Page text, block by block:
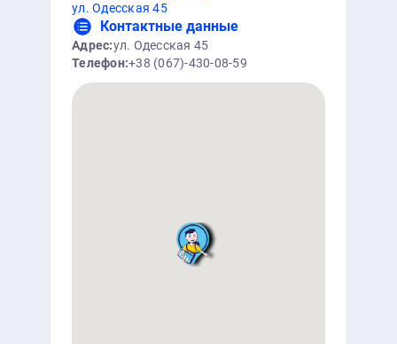
ул. Одесская 45
Контактные данные
Адрес:ул. Одесская 45
Телефон:+38 (067)-430-08-59